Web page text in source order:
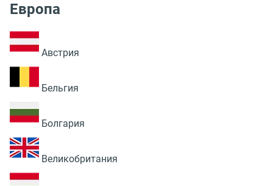
Европа
Австрия
Бельгия
Болгария
Великобритания